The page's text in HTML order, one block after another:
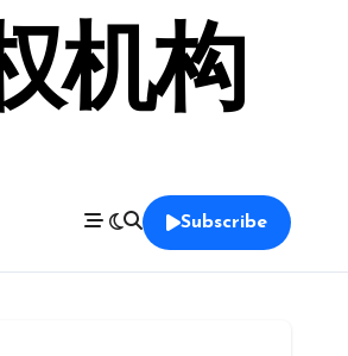
机构
Subscribe